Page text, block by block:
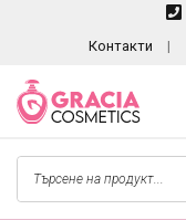
Контакти